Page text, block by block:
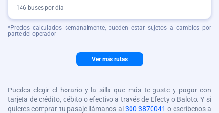
146 buses por día
*Precios calculados semanalmente, pueden estar sujetos a cambios por
parte del operador
Ver más rutas
Puedes elegir el horario y la silla que más te guste y pagar con
tarjeta de crédito, débito o efectivo a través de Efecty o Baloto. Y si
quieres comprar tu pasaje llámanos al 300 3870041 o escríbenos a